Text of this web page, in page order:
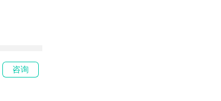
咨询